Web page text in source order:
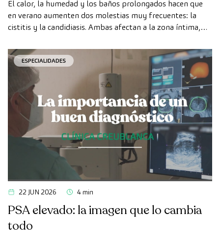
El calor, la humedad y los baños prolongados hacen que
en verano aumenten dos molestias muy frecuentes: la
cistitis y la candidiasis. Ambas afectan a la zona íntima,
las confunden.
ESPECIALIDADES
22 JUN 2026 4 min
PSA elevado: la imagen que lo cambia
todo